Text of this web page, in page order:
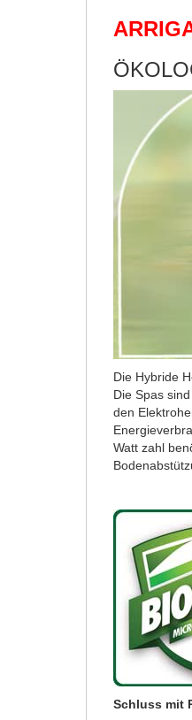
Die Hybride
Die Spas
den
Watt zahl
Schluss mit